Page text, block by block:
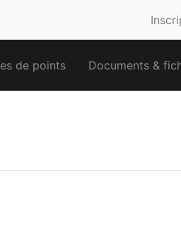
de points Documents &